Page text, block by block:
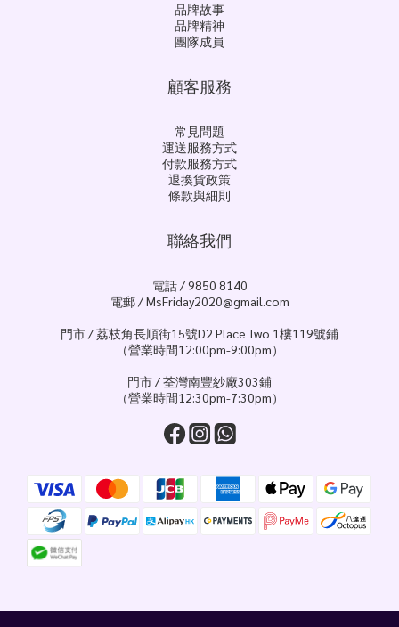
品牌故事
品牌精神
團隊成員
顧客服務
常見問題
運送服務方式
付款服務方式
退換貨政策
條款與細則
聯絡我們
電話 / 9850 8140
電郵 / MsFriday2020@gmail.com
門市 / 荔枝角長順街15號D2 Place Two 1樓119號鋪
（營業時間12:00pm-9:00pm）
門市 / 荃灣南豐紗廠303鋪
（營業時間12:30pm-7:30pm）